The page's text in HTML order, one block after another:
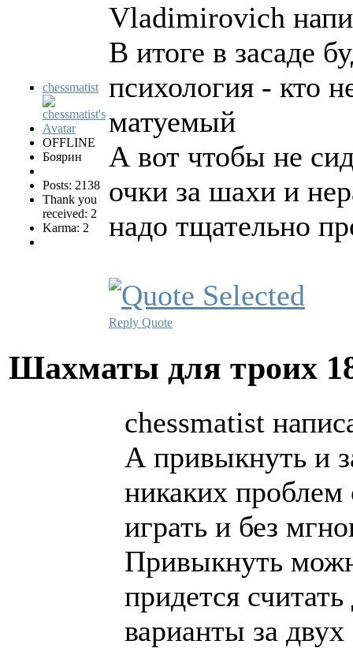
chessmatist
OFFLINE
Боярин
Posts: 2138
Thank you
received: 2
Karma: 2
Vladimirovich
В итоге в засаде
психология - кто
матуемый
А вот чтобы не
очки за шахи и
надо тщательно
Reply Quote
Шахматы для троих
chessmatist
А привыкнуть и
никаких
играть и без
Привыкнуть
придется
варианты за